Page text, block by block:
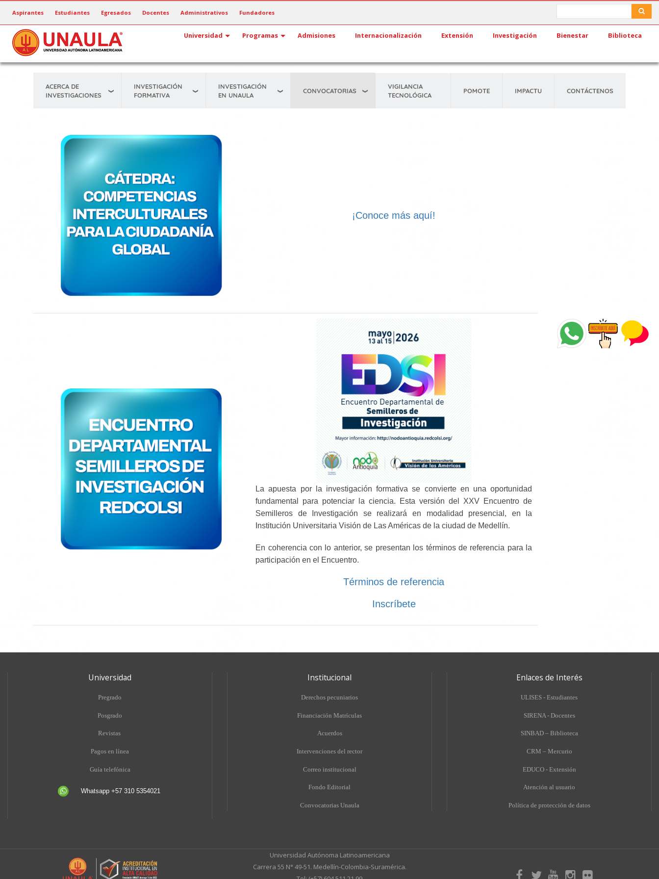
contenido
principal
Aspirantes Estudiantes Egresados Docentes Administrativos Fundadores
Universidad Programas Admisiones Internacionalización Extensión Investigación Bienestar Biblioteca
ACERCA DE
INVESTIGACIONES
INVESTIGACIÓN
FORMATIVA
INVESTIGACIÓN
EN UNAULA
CONVOCATORIAS
VIGILANCIA
TECNOLÓGICA
POMOTE IMPACTU CONTÁCTENOS
¡Conoce más aquí!
La apuesta por la investigación formativa se convierte en una oportunidad
fundamental para potenciar la ciencia. Esta versión del XXV Encuentro de
Semilleros de Investigación se realizará en modalidad presencial, en la
Institución Universitaria Visión de Las Américas de la ciudad de Medellín.
En coherencia con lo anterior, se presentan los términos de referencia para la
participación en el Encuentro.
Términos de referencia
Inscríbete
Universidad
Pregrado
Posgrado
Revistas
Pagos en línea
Guía telefónica
Whatsapp +57 310 5354021
Institucional
Derechos pecuniarios
Financiación Matrículas
Acuerdos
Intervenciones del rector
Correo institucional
Fondo Editorial
Convocatorias Unaula
Enlaces de Interés
ULISES - Estudiantes
SIRENA - Docentes
SINBAD – Biblioteca
CRM – Mercurio
EDUCO - Extensión
Atención al usuario
Política de protección de datos
Universidad Autónoma Latinoamericana
Carrera 55 N° 49-51. Medellín-Colombia-Suramérica.